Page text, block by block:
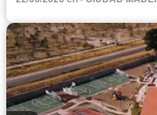
Electricidad
Gas natural
Recámara con closet
Terraza
Zonas verdes